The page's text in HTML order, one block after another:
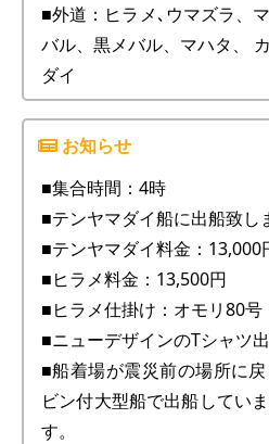
■外道：ヒラメ､ウマズラ、
バル、黒メバル、マハタ、
ダイ
■集合時間：4時
■テンヤマダイ船に出船致し
■テンヤマダイ料金：13,000
■ヒラメ料金：13,500円
■ヒラメ仕掛け：オモリ80号
■ニューデザインのTシャツ出
■船着場が震災前の場所に
ビン付大型船で出船してい
す。